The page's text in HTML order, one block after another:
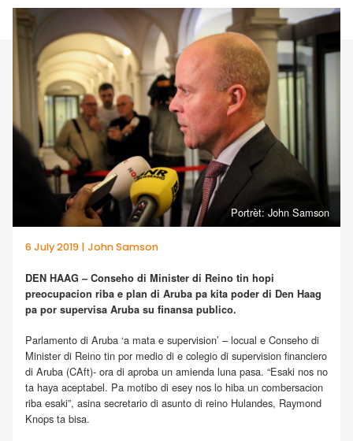
Portrèt: John Samson
6 July 2019 | John Samson
DEN HAAG – Conseho di Minister di Reino tin hopi
preocupacion riba e plan di Aruba pa kita poder di Den Haag
pa por supervisa Aruba su finansa publico.
Parlamento di Aruba ‘a mata e supervision’ – locual e Conseho di
Minister di Reino tin por medio di e colegio di supervision financiero
di Aruba (CAft)- ora di aproba un amienda luna pasa. “Esaki nos no
ta haya aceptabel. Pa motibo di esey nos lo hiba un combersacion
riba esaki”, asina secretario di asunto di reino Hulandes, Raymond
Knops ta bisa.